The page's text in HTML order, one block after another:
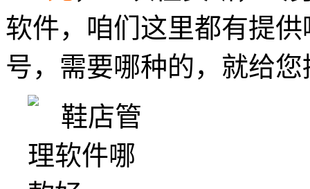
软件，咱们这里都有提
号，需要哪种的，就给